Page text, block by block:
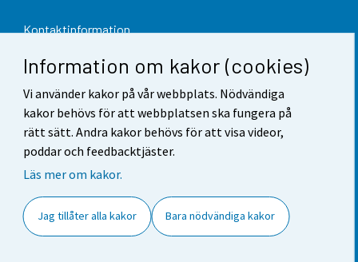
Information om kakor (cookies)
Vi använder kakor på vår webbplats. Nödvändiga
kakor behövs för att webbplatsen ska fungera på
rätt sätt. Andra kakor behövs för att visa videor,
poddar och feedbacktjäster.
Läs mer om kakor.
Jag tillåter alla kakor Bara nödvändiga kakor
Kontaktinformation
Respons
Användarvillkor
Dataskydd
Tillgänglighet
Cookie-inställningar